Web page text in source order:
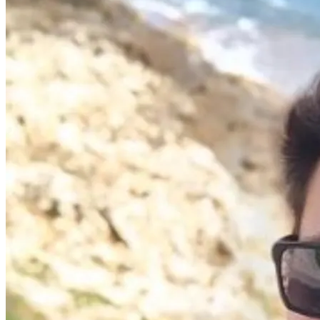
Dağhan Irak
@daghanirak.com
Bluesky
Profilini